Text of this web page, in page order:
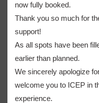
8
大課程
70+
位以上專業
now fully booked.
Thank you so much for
support!
As all spots have been
earlier than planned.
We sincerely apologize
welcome you to ICEP in
experience.